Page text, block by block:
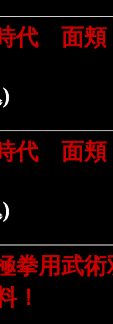
代 面
代 面
拳用武
！